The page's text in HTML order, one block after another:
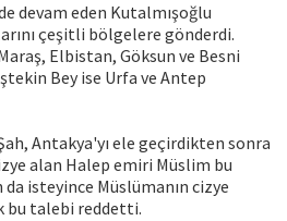
devam eden Kutalmışoğlu
çeşitli bölgelere gönderdi.
Elbistan, Göksun ve Besni
Bey ise Urfa ve Antep
Antakya'yı ele geçirdikten sonra
alan Halep emiri Müslim bu
isteyince Müslümanın cizye
bu talebi reddetti.